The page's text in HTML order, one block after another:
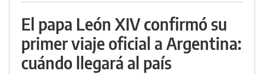
El papa León XIV confirmó su
primer viaje oficial a Argentina:
cuándo llegará al país